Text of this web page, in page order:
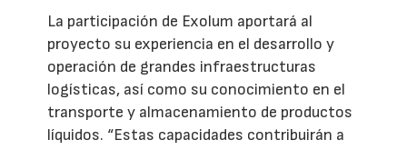
La participación de Exolum aportará al
proyecto su experiencia en el desarrollo y
operación de grandes infraestructuras
logísticas, así como su conocimiento en el
transporte y almacenamiento de productos
líquidos. “Estas capacidades contribuirán a